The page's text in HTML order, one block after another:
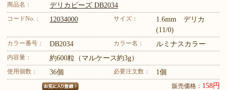
商品名： デリカビーズ DB2034
コードNo.： 12034000 サイズ：
1.6mm デリカ
(11/0)
カラー番号： DB2034 カラー名： ルミナスカラー
内容量： 約600粒（マルケース約3g）
使用個数： 36個 必要注文数： 1個
販売価格： 158円